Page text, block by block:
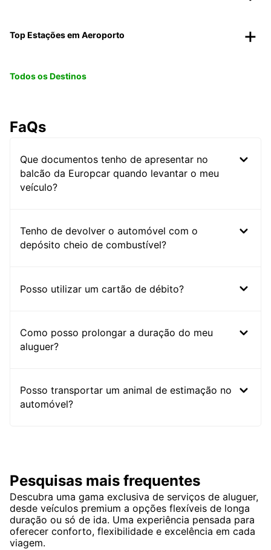
Top Estações em Aeroporto
Todos os Destinos
FaQs
Que documentos tenho de apresentar no
balcão da Europcar quando levantar o meu
veículo?
Tenho de devolver o automóvel com o
depósito cheio de combustível?
Posso utilizar um cartão de débito?
Como posso prolongar a duração do meu
aluguer?
Posso transportar um animal de estimação no
automóvel?
Pesquisas mais frequentes
Descubra uma gama exclusiva de serviços de aluguer,
desde veículos premium a opções flexíveis de longa
duração ou só de ida. Uma experiência pensada para
oferecer conforto, flexibilidade e excelência em cada
viagem.